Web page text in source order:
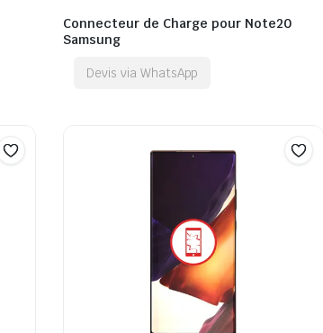
Connecteur de Charge pour Note20
Samsung
Devis via WhatsApp